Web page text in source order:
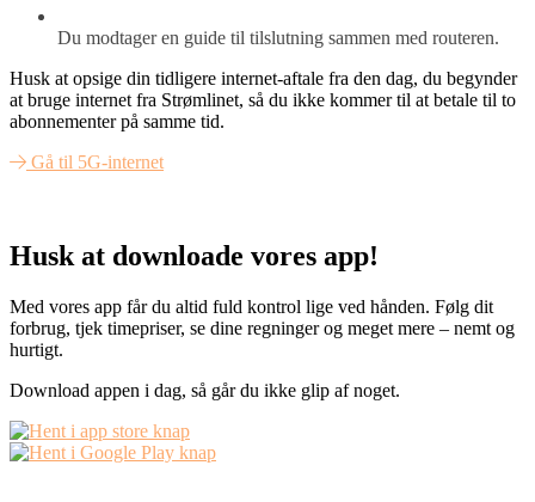
Du modtager en guide til tilslutning sammen med routeren.
Husk at opsige din tidligere internet-aftale fra den dag, du begynder
at bruge internet fra Strømlinet, så du ikke kommer til at betale til to
abonnementer på samme tid.
Gå til 5G-internet
Husk at downloade vores app!
Med vores app får du altid fuld kontrol lige ved hånden. Følg dit
forbrug, tjek timepriser, se dine regninger og meget mere – nemt og
hurtigt.
Download appen i dag, så går du ikke glip af noget.